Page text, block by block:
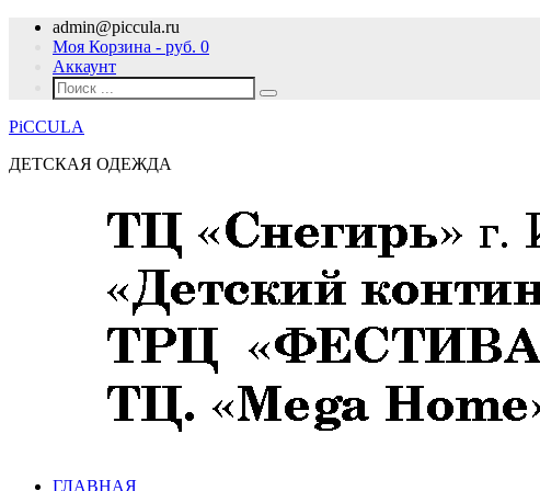
admin@piccula.ru
Моя Корзина - руб. 0
Аккаунт
PiCCULA
ДЕТСКАЯ ОДЕЖДА
ГЛАВНАЯ